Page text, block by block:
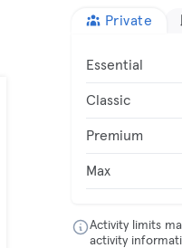
Private
Essential
Classic
Premium
Max
Activity limits
activity